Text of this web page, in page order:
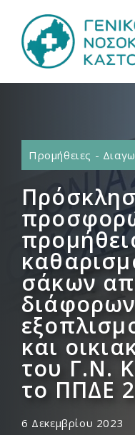
περιεχόμενο
Προμήθειες -
σάκων
και
του Γ.Ν.
το ΠΠΔΕ
6 Δεκεμβρίου 2023